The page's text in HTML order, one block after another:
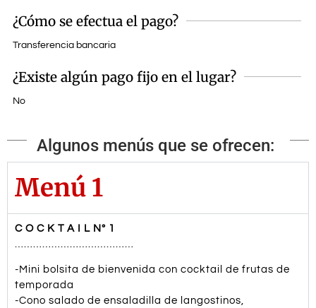
¿Cómo se efectua el pago?
Transferencia bancaria
¿Existe algún pago fijo en el lugar?
No
Algunos menús que se ofrecen:
Menú 1
C O C K T A I L Nº 1
-Mini bolsita de bienvenida con cocktail de frutas de
temporada
-Cono salado de ensaladilla de langostinos,